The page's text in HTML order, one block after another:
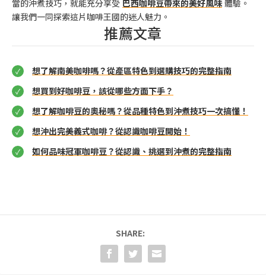
當的沖煮技巧，就能充分享受 巴西咖啡豆帶來的美好風味 體驗。
讓我們一同探索這片咖啡王國的迷人魅力。
推薦文章
想了解南美咖啡嗎？從產區特色到選購技巧的完整指南
想買到好咖啡豆，該從哪些方面下手？
想了解咖啡豆的奧秘嗎？從品種特色到沖煮技巧一次搞懂！
想沖出完美義式咖啡？從認識咖啡豆開始！
如何品味冠軍咖啡豆？從認識、挑選到沖煮的完整指南
SHARE: